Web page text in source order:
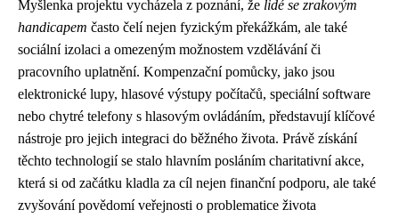
Myšlenka projektu vycházela z poznání, že lidé se zrakovým
handicapem často čelí nejen fyzickým překážkám, ale také
sociální izolaci a omezeným možnostem vzdělávání či
pracovního uplatnění. Kompenzační pomůcky, jako jsou
elektronické lupy, hlasové výstupy počítačů, speciální software
nebo chytré telefony s hlasovým ovládáním, představují klíčové
nástroje pro jejich integraci do běžného života. Právě získání
těchto technologií se stalo hlavním posláním charitativní akce,
která si od začátku kladla za cíl nejen finanční podporu, ale také
zvyšování povědomí veřejnosti o problematice života